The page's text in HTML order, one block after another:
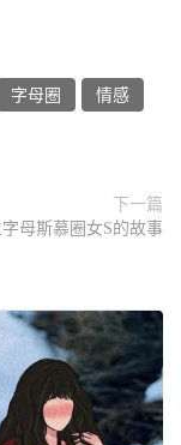
字母圈 情感
下一篇
母斯慕圈女S的故事